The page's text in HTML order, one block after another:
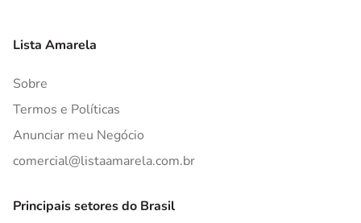
Lista Amarela
Sobre
Termos e Políticas
Anunciar meu Negócio
comercial@listaamarela.com.br
Principais setores do Brasil